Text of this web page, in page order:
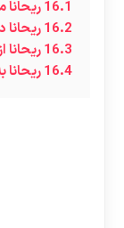
16.1
16.2
16.3
16.4